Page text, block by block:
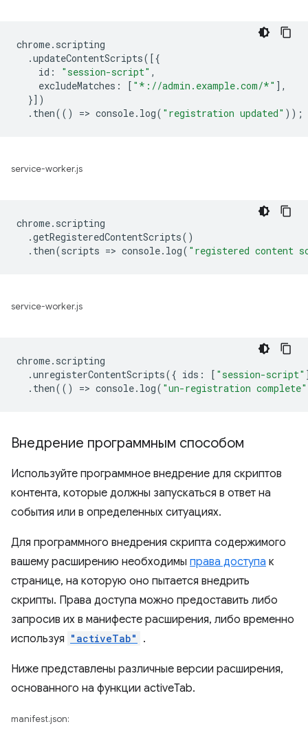
chrome. scripting
.updateContentScripts([{
id : "session-script" ,
excludeMatches : [ "*://admin.example.com/*" ],
}])
. then(() => console. log( "registration updated" ));
service-worker.js
chrome. scripting
.getRegisteredContentScripts()
. then(scripts => console. log( "registered content
service-worker.js
chrome. scripting
.unregisterContentScripts({ ids : [ "session-script"
. then(() => console. log( "un-registration complete"
Внедрение программным способом
Используйте программное внедрение для скриптов
контента, которые должны запускаться в ответ на
события или в определенных ситуациях.
Для программного внедрения скрипта содержимого
вашему расширению необходимы права доступа к
странице, на которую оно пытается внедрить
скрипты. Права доступа можно предоставить либо
запросив их в манифесте расширения, либо временно
используя "activeTab" .
Ниже представлены различные версии расширения,
основанного на функции activeTab.
manifest.json: